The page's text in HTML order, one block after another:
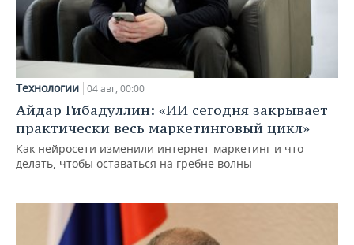
Технологии 04 авг, 00:00
Айдар Гибадуллин: «ИИ сегодня закрывает
практически весь маркетинговый цикл»
Как нейросети изменили интернет-маркетинг и что
делать, чтобы оставаться на гребне волны